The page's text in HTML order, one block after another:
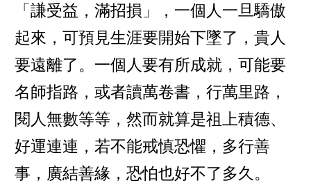
「謙受益，滿招損」，一個人一旦驕傲
起來，可預見生涯要開始下墜了，貴人
要遠離了。一個人要有所成就，可能要
名師指路，或者讀萬卷書，行萬里路，
閱人無數等等，然而就算是祖上積德、
好運連連，若不能戒慎恐懼，多行善
事，廣結善緣，恐怕也好不了多久。